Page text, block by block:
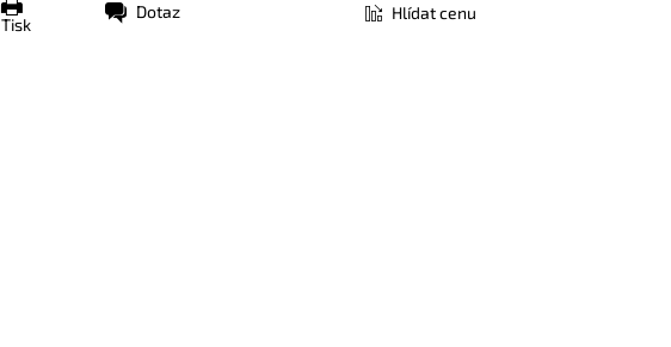
Tisk
Dotaz Hlídat cenu